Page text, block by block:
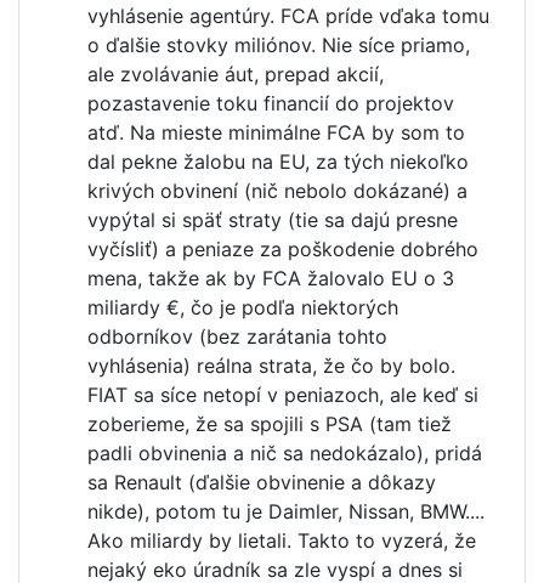
vyhlásenie agentúry. FCA príde vďaka tomu
o ďalšie stovky miliónov. Nie síce priamo,
ale zvolávanie áut, prepad akcií,
pozastavenie toku financií do projektov
atď. Na mieste minimálne FCA by som to
dal pekne žalobu na EU, za tých niekoľko
krivých obvinení (nič nebolo dokázané) a
vypýtal si späť straty (tie sa dajú presne
vyčísliť) a peniaze za poškodenie dobrého
mena, takže ak by FCA žalovalo EU o 3
miliardy €, čo je podľa niektorých
odborníkov (bez zarátania tohto
vyhlásenia) reálna strata, že čo by bolo.
FIAT sa síce netopí v peniazoch, ale keď si
zoberieme, že sa spojili s PSA (tam tiež
padli obvinenia a nič sa nedokázalo), pridá
sa Renault (ďalšie obvinenie a dôkazy
nikde), potom tu je Daimler, Nissan, BMW....
Ako miliardy by lietali. Takto to vyzerá, že
nejaký eko úradník sa zle vyspí a dnes si